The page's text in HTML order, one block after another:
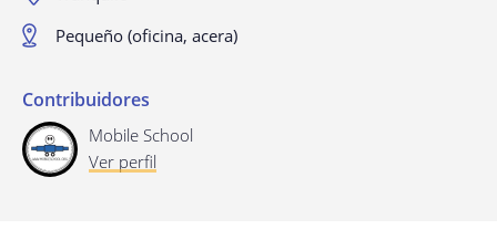
Pequeño (oficina, acera)
Contribuidores
Mobile School
Ver perfil
privacidad
Última actualización: 17/01/2020